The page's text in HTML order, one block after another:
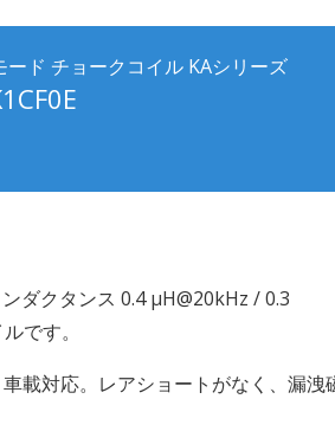
ド チョークコイル KAシリーズ
ダクタンス 0.4 μH@20kHz / 0.3
です。
載対応。レアショートがなく、漏洩